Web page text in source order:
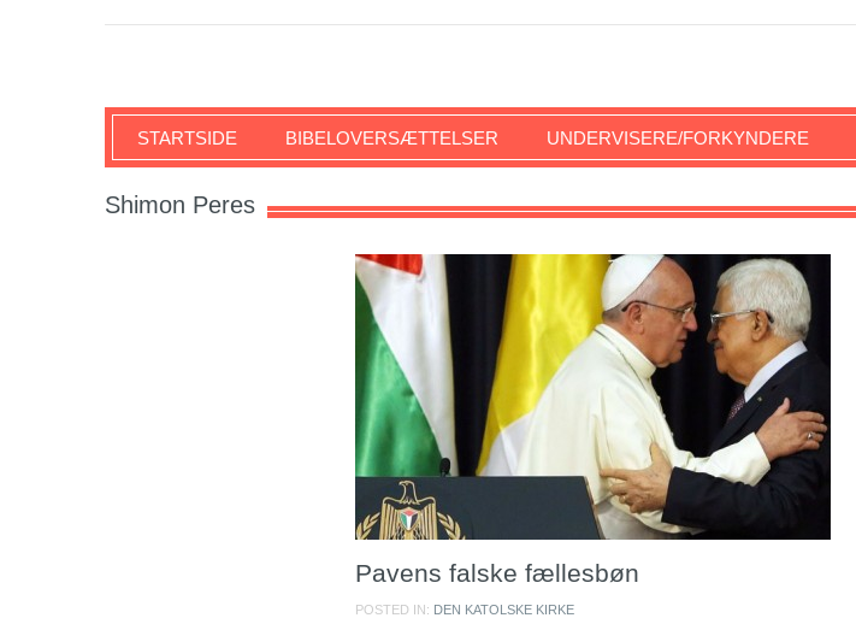
SKRIFTEN
STARTSIDE BIBELOVERSÆTTELSER UNDERVISERE/FORKYNDERE
Shimon Peres
Pavens falske fællesbøn
POSTED IN: DEN KATOLSKE KIRKE